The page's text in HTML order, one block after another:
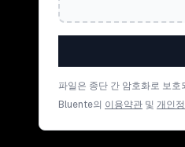
파일은 종단 간 암호화로 보호
Bluente의 이용약관 및 개인